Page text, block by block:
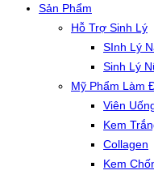
Sản Phẩm
Hỗ Trợ Sinh Lý
SInh Lý
Sinh Lý
Mỹ Phẩm Làm
Viên
Kem
Collagen
Kem